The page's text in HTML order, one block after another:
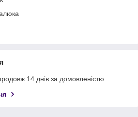
14 днів за домовленістю